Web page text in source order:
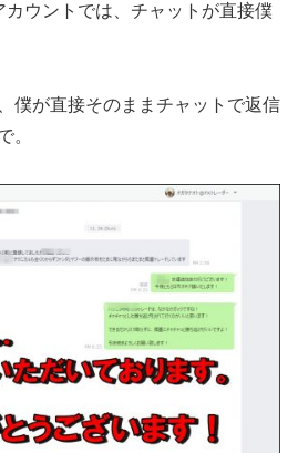
ウントでは、チャットが直接僕
僕が直接そのままチャットで返信
。